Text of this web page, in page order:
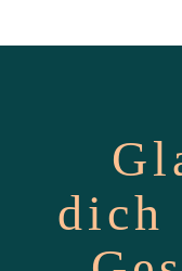
dich